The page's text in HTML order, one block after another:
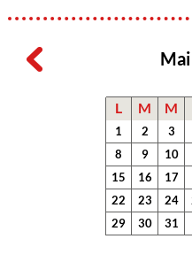
L M M
1 2 3
8
9 10
15
16 17
22
23 24
29
30 31